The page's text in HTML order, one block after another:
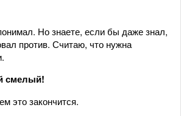
Но знаете, если бы даже знал,
против. Считаю, что нужна
смелый!
это закончится.